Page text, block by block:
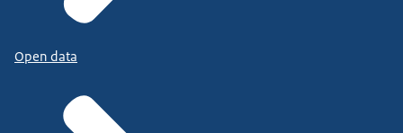
Open data